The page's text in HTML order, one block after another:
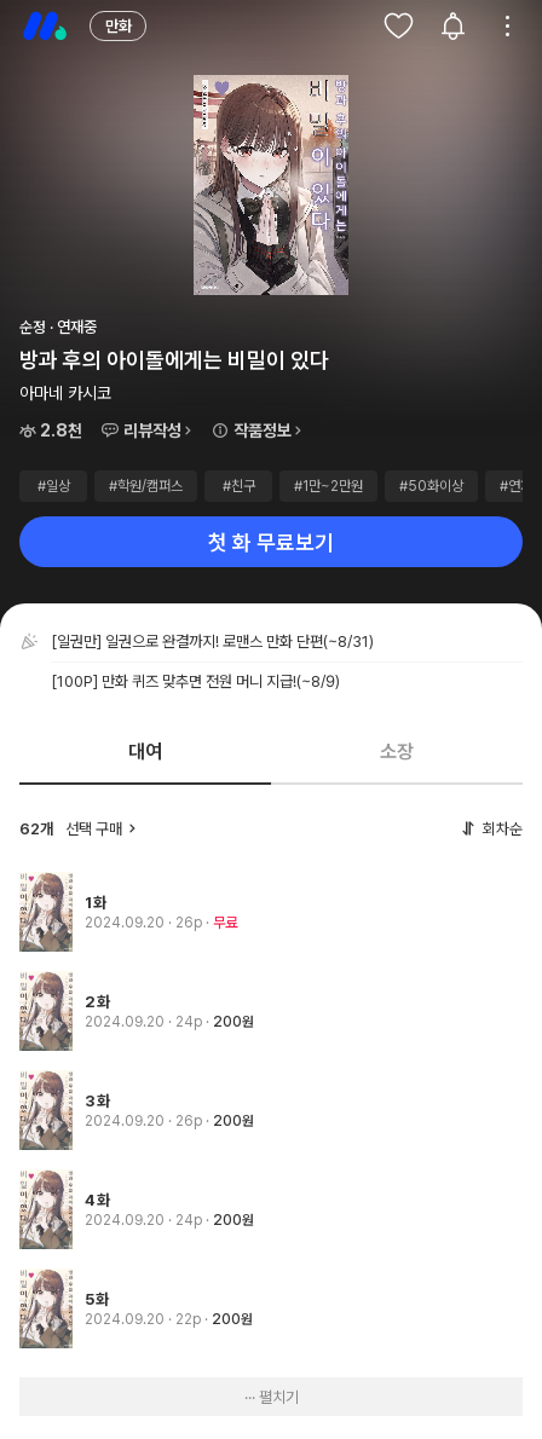
만화
순정 · 연재중
방과 후의 아이돌에게는 비밀이 있다
아마네 카시코
2.8천
리뷰작성 작품정보
#일상 #학원/캠퍼스 #친구 #1만~2만원 #50화이상 #연재
첫 화 무료보기
[일권만] 일권으로 완결까지! 로맨스 만화 단편(~8/31)
[100P] 만화 퀴즈 맞추면 전원 머니 지급!(~8/9)
대여 소장
62개 선택 구매 회차순
1화
2024.09.20 · 26p 무료
2화
2024.09.20 · 24p 200원
3화
2024.09.20 · 26p 200원
4화
2024.09.20 · 24p 200원
5화
2024.09.20 · 22p 200원
··· 펼치기